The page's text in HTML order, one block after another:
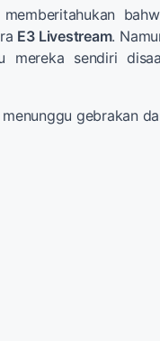
E3 Livestream.
mereka sendiri
gebrakan